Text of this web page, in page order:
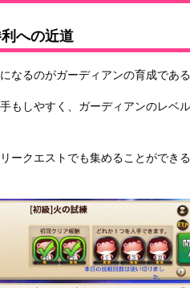
への近道
なるのがガーディアンの育成である
もしやすく、ガーディアンのレベ
ークエストでも集めることができ